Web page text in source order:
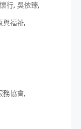
行, 吳依臻,
與福祉,
務協會,